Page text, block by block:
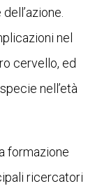
nel
cervello, ed
nell’età
formazione
ricercatori